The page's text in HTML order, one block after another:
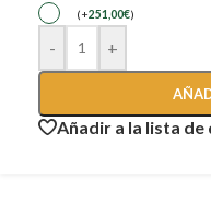
(+251,00€)
- +
Añadir a la lista de